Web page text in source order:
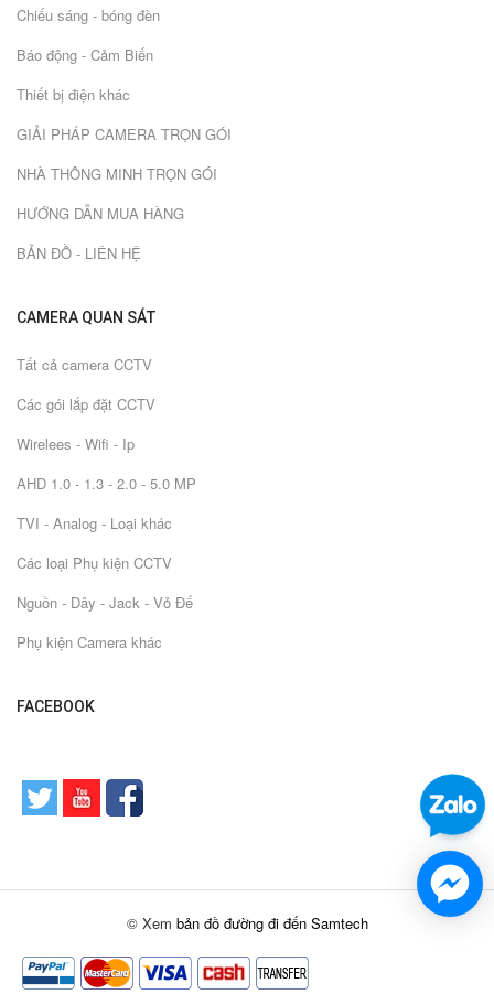
Chiếu sáng - bóng đèn
Báo động - Cảm Biến
Thiết bị điện khác
GIẢI PHÁP CAMERA TRỌN GÓI
NHÀ THÔNG MINH TRỌN GÓI
HƯỚNG DẪN MUA HÀNG
BẢN ĐỒ - LIÊN HỆ
CAMERA QUAN SÁT
Tất cả camera CCTV
Các gói lắp đặt CCTV
Wirelees - Wifi - Ip
AHD 1.0 - 1.3 - 2.0 - 5.0 MP
TVI - Analog - Loại khác
Các loại Phụ kiện CCTV
Nguồn - Dây - Jack - Vỏ Đế
Phụ kiện Camera khác
FACEBOOK
© Xem bản đồ đường đi đến Samtech